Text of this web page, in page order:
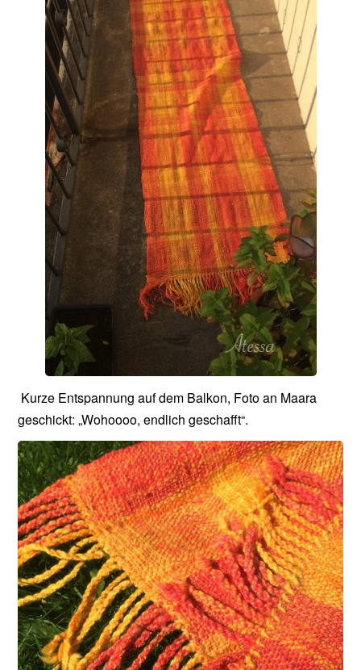
Kurze Entspannung auf dem Balkon, Foto an Maara
geschickt: „Wohoooo, endlich geschafft“.